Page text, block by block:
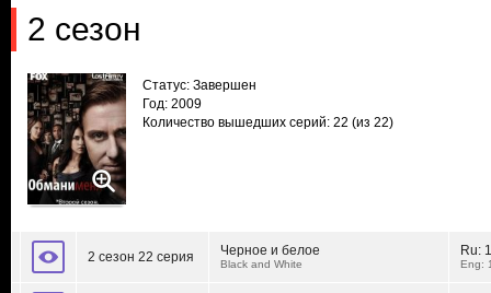
2 сезон
Статус: Завершен
Год: 2009
Количество вышедших серий: 22 (из 22)
2 сезон 22 серия Черное и белое
Black and White
Ru:
Eng: